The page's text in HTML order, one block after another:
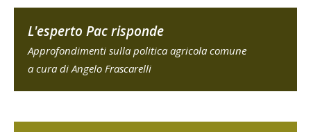
L'esperto Pac risponde
Approfondimenti sulla politica agricola comune
a cura di Angelo Frascarelli